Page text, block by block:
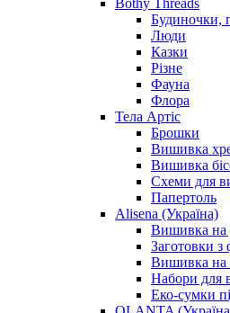
Будиночки,
Люди
Казки
Різне
Фауна
Флора
Тела Артіс
Брошки
Вишивка
Вишивка
Схеми для
Папертоль
Alisena (Україна)
Вишивка на
Заготовки
Вишивка на
Набори для
Еко-сумки